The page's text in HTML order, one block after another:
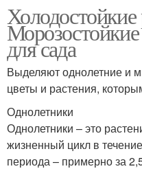
Холодостойкие
для сада
Выделяют однолетние и
цветы и растения,
Однолетники
Однолетники – это
жизненный цикл в
периода – примерно за